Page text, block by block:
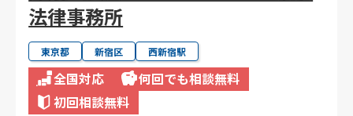
法律事務所
東京都 新宿区 西新宿駅
全国対応
何回でも相談無料
初回相談無料